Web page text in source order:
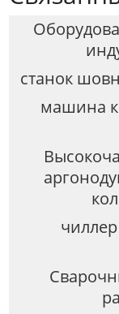
станок
машина